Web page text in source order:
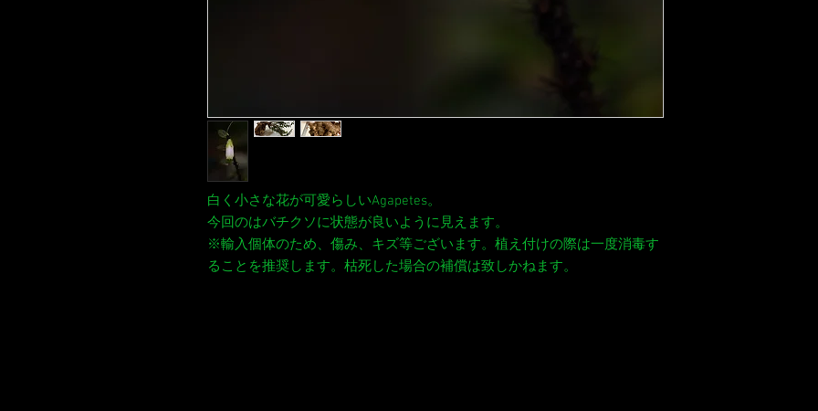
白く小さな花が可愛らしいAgapetes。
今回のはバチクソに状態が良いように見えます。
※輸入個体のため、傷み、キズ等ございます。植え付けの際は一度消毒す
ることを推奨します。枯死した場合の補償は致しかねます。